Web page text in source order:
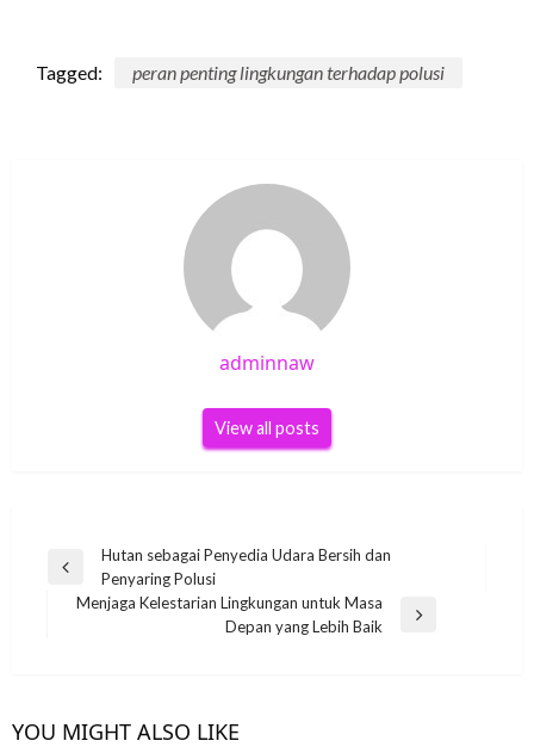
Tagged: peran penting lingkungan terhadap polusi
adminnaw
View all posts
Post
navigation
Previous
Post
Hutan sebagai Penyedia Udara Bersih dan
Penyaring Polusi
Menjaga Kelestarian Lingkungan untuk Masa
Depan yang Lebih Baik
YOU MIGHT ALSO LIKE